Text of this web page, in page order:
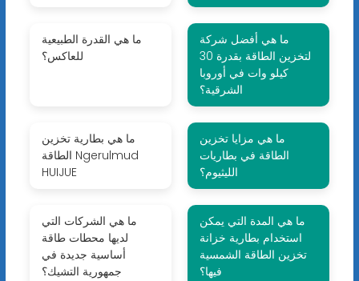
ما هي القدرة الطبيعية
للعاكس؟
ما هي أفضل شركة
لتخزين الطاقة بقدرة 30
كيلو وات في أوروبا
الشرقية؟
ما هي بطارية تخزين
الطاقة Ngerulmud
HUIJUE
ما هي مزايا تخزين
الطاقة في بطاريات
الليثيوم؟
ما هي الشركات التي
لديها محطات طاقة
أساسية جديدة في
جمهورية التشيك؟
ما هي المدة التي يمكن
استخدام بطارية خزانة
تخزين الطاقة الشمسية
فيها؟